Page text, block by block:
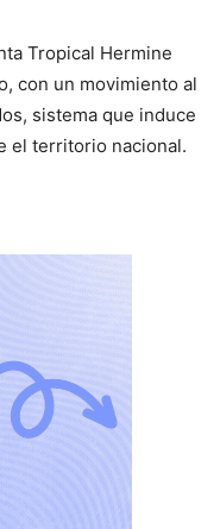
Tropical Hermine
con un movimiento al
sistema que induce
el territorio nacional.